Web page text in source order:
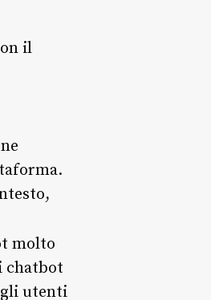
il
molto
chatbot
utenti